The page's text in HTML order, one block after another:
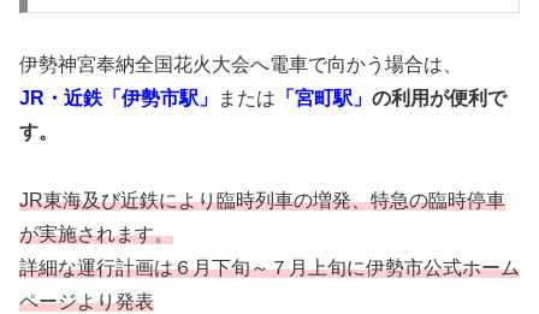
伊勢神宮奉納全国花火大会へ電車で向かう場合は、
JR・近鉄「伊勢市駅」
または 「宮町駅」 の利用が便利で
す。
JR東海及び近鉄により臨時列車の増発、特急の臨時停車
が実施されます。
詳細な運行計画は６月下旬～７月上旬に伊勢市公式ホーム
ページより発表